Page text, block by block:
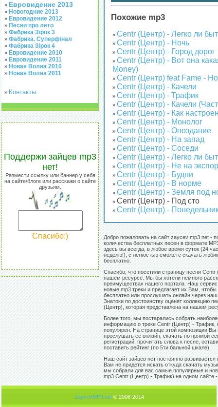
» Евровидение 2013
» Новогодние 2013
» Евровидение 2012
» Песни про лето
» Фабрика Зірок 3
» Фабрика. Суперфінал
» Фабрика Зірок 4
» Евровидение 2010
» Евровидение 2011
» Новая Волна 2010
» Новая Волна 2011
» Контакты
Поддержи зайцев mp3
нет!
Размести ссылку или баннер у себя
на сайте/блоге или расскажи о сайте
друзьям.
Спасибо:)
Похожие mp3
» Centr (Центр) - Легко ли
» Centr (Центр) - Ночь
» Centr (Центр) - Город дорог
» Centr (Центр) - Вот она
Money)
» Centr (Центр) feat Fame -
» Centr (Центр) - Качели
» Centr (Центр) - Трафик
» Centr (Центр) - Качели
» Centr (Центр) - Как
» Centr (Центр) - Монолог
» Centr (Центр) - Опоздание
» Centr (Центр) - На запад
» Centr (Центр) - Соседи
» Centr (Центр) - Легко ли
» Centr (Центр) - Не на
» Centr (Центр) - Будни
» Centr (Центр) - В норме
» Centr (Центр) - Земля под
» Centr (Центр) - Под сто
» Centr (Центр) -
Добро пожаловать на сайт zaycev mp3 net -
количества бесплатных песен в формате
здесь вы всегда, в любое время суток (24
неделю!), с легкостью сможете скачать
бесплатно.
Спасибо, что посетили страницу песни
нашем ресурсе. Мы бы хотели немного
преимуществах нашего портала. Наш
новые mp3 треки и предлагает их Вам,
бесплатно или прослушать онлайн через
Знатоки по достоинству оценят коллекцию
(Центр), которая представлена на нашем
Более того, мы постарались собрать
информацию о треке Centr (Центр) - Трафик,
популярен. На странице этой композиции
прослушать ее онлвйн, скачать по прямой
регистраций, прочитать слова к песне,
поставить рейтинг (по 5ти бальной шкале).
Наш сайт зайцев нет постоянно
Вам не придется искать откуда скачать
мы собрали для вас самые популярные и
mp3 Centr (Центр) - Трафик) на одном сайте
ZaycevMP3.net © 2006-2014